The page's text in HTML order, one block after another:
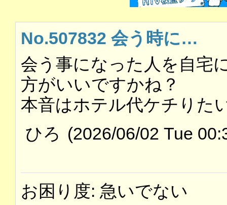
No.507832 会う時に…
会う事になった人を自宅
方がいいですかね？
本音はホテル代ケチりた
ひろ (2026/06/02 Tue
お困り度: 急いでない